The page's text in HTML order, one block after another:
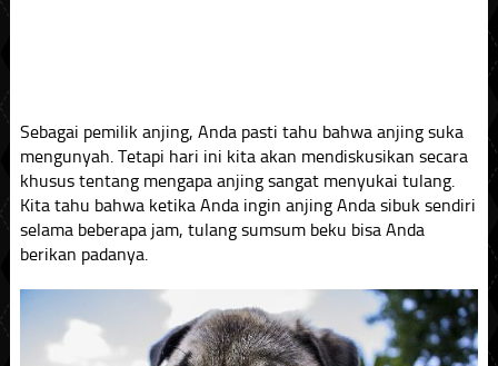
Sebagai pemilik anjing, Anda pasti tahu bahwa anjing suka
mengunyah. Tetapi hari ini kita akan mendiskusikan secara
khusus tentang mengapa anjing sangat menyukai tulang.
Kita tahu bahwa ketika Anda ingin anjing Anda sibuk sendiri
selama beberapa jam, tulang sumsum beku bisa Anda
berikan padanya.